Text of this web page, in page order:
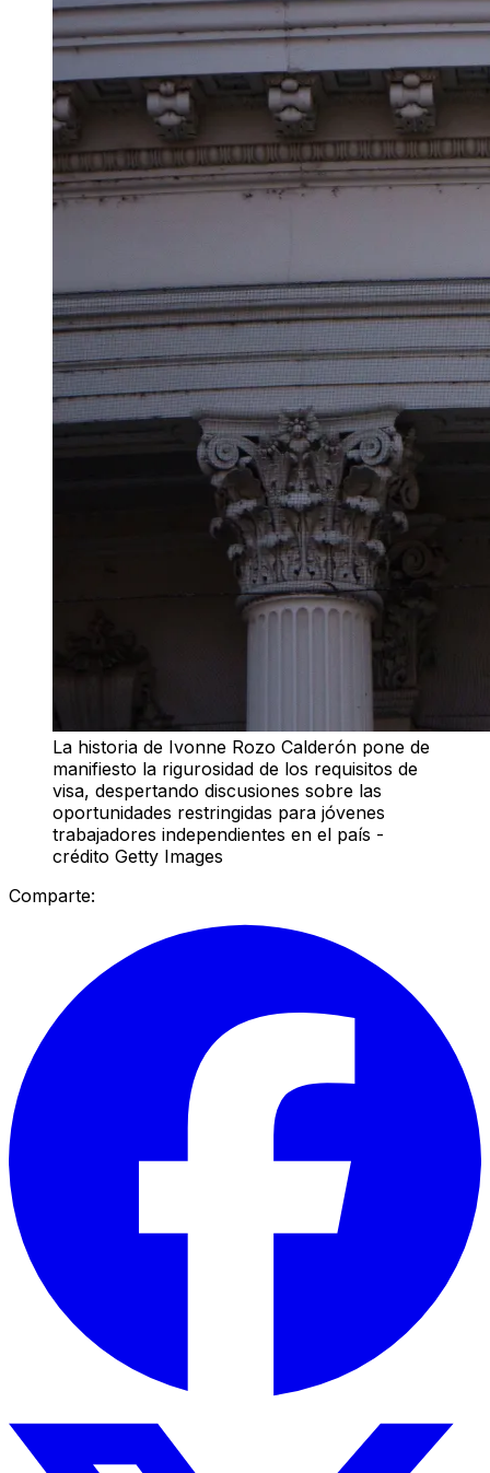
La historia de Ivonne Rozo Calderón pone de
manifiesto la rigurosidad de los requisitos de
visa, despertando discusiones sobre las
oportunidades restringidas para jóvenes
trabajadores independientes en el país -
crédito Getty Images
Comparte: